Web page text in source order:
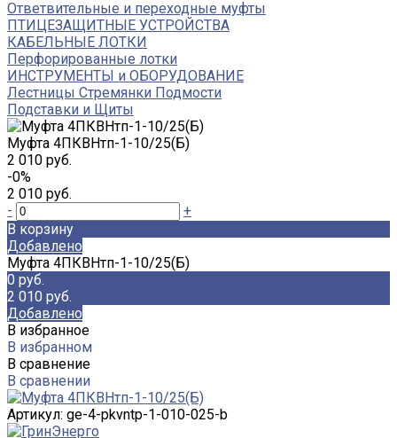
Ответвительные и переходные муфты
ПТИЦЕЗАЩИТНЫЕ УСТРОЙСТВА
КАБЕЛЬНЫЕ ЛОТКИ
Перфорированные лотки
ИНСТРУМЕНТЫ и ОБОРУДОВАНИЕ
Лестницы Стремянки Подмости
Подставки и Щиты
Муфта 4ПКВНтп-1-10/25(Б)
2 010 руб.
-0%
2 010 руб.
-
+
В корзину
Добавлено
Муфта 4ПКВНтп-1-10/25(Б)
0 руб.
2 010 руб.
Добавлено
В избранное
В избранном
В сравнение
В сравнении
Артикул: ge-4-pkvntp-1-010-025-b